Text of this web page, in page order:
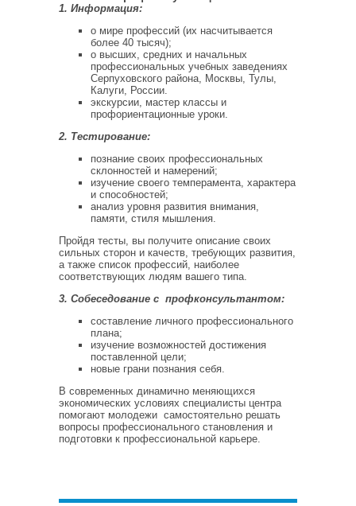
1. Информация:
о мире профессий (их насчитывается
более 40 тысяч);
о высших, средних и начальных
профессиональных учебных заведениях
Серпуховского района, Москвы, Тулы,
Калуги, России.
экскурсии, мастер классы и
профориентационные уроки.
2. Тестирование:
познание своих профессиональных
склонностей и намерений;
изучение своего темперамента, характера
и способностей;
анализ уровня развития внимания,
памяти, стиля мышления.
Пройдя тесты, вы получите описание своих
сильных сторон и качеств, требующих развития,
а также список профессий, наиболее
соответствующих людям вашего типа.
3. Собеседование с профконсультантом:
составление личного профессионального
плана;
изучение возможностей достижения
поставленной цели;
новые грани познания себя.
В современных динамично меняющихся
экономических условиях специалисты центра
помогают молодежи самостоятельно решать
вопросы профессионального становления и
подготовки к профессиональной карьере.